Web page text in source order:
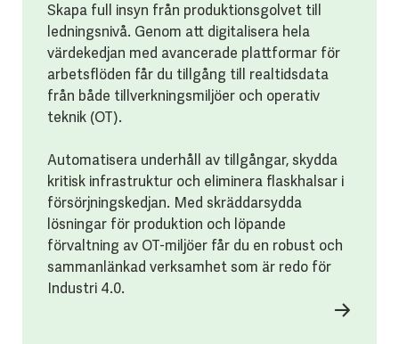
Skapa full insyn från produktionsgolvet till
ledningsnivå. Genom att digitalisera hela
värdekedjan med avancerade plattformar för
arbetsflöden får du tillgång till realtidsdata
från både tillverkningsmiljöer och operativ
teknik (OT).
Automatisera underhåll av tillgångar, skydda
kritisk infrastruktur och eliminera flaskhalsar i
försörjningskedjan. Med skräddarsydda
lösningar för produktion och löpande
förvaltning av OT-miljöer får du en robust och
sammanlänkad verksamhet som är redo för
Industri 4.0.